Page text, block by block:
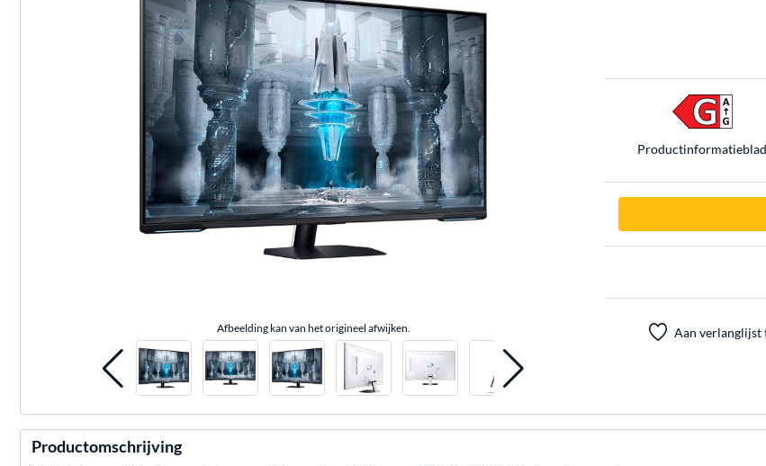
Afbeelding kan van het origineel afwijken.
Product­informatieblad
Aan verlanglijst
Productomschrijving